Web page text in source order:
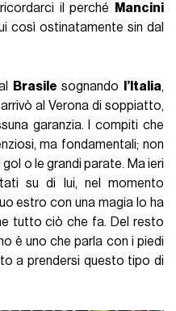
il perché
Mancini
così ostinatamente sin dal
Brasile sognando l’Italia,
al Verona di soppiatto,
garanzia. I compiti che
ma fondamentali; non
o le grandi parate. Ma ieri
su di lui, nel momento
estro con una magia lo ha
tutto ciò che fa. Del resto
è uno che parla con i piedi
a prendersi questo tipo di